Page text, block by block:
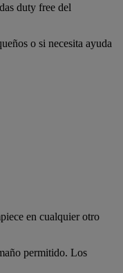
duty free del
o si necesita ayuda
en cualquier otro
permitido. Los